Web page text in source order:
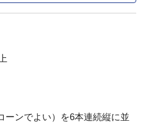
ーンでよい）を6本連続縦に並